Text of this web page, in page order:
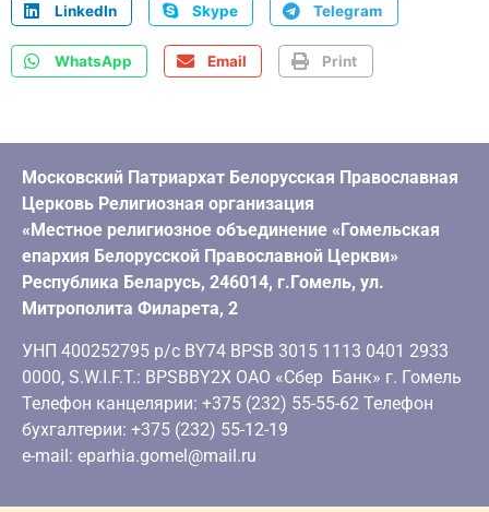
LinkedIn Skype Telegram
WhatsApp Email Print
Московский Патриархат Белорусская Православная
Церковь Религиозная организация
«Местное религиозное объединение «Гомельская
епархия Белорусской Православной Церкви»
Республика Беларусь, 246014, г.Гомель, ул.
Митрополита Филарета, 2
УНП 400252795 р/с BY74 BPSB 3015 1113 0401 2933
0000, S.W.I.F.T.: BPSBBY2X ОАО «Сбер Банк» г. Гомель
Телефон канцелярии: +375 (232) 55-55-62 Телефон
бухгалтерии: +375 (232) 55-12-19
e-mail: eparhia.gomel@mail.ru